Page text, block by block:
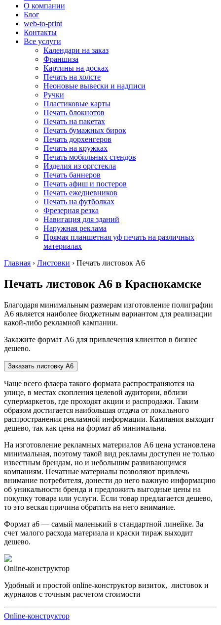
О компании
Блог
web-to-print
Контакты
Все услуги
Календари на заказ
Франшиза
Картины на досках
Печать на холсте
Неоновые вывески и надписи
Ручки
Пластиковые карты
Печать блокнотов
Печать на пакетах
Печать бумажных бирок
Печать дорхенгеров
Печать на кружках
Печать мобильных стендов
Изделия из оргстекла
Печать баннеров
Печать афиш и постеров
Печать ежедневников
Печать на футболках
Фрезерная резка
Навигация для зданий
Наружная реклама
Прямая планшетная уф печать на различных
материалах
Главная › Листовки › Печать листовок А6
Печать листовок А6 в Краснокамске
Благодаря минимальным размерам изготовление полиграфии
А6 является наиболее бюджетным вариантом для реализации
какой-либо рекламной кампании.
Закажите формат А6 для привлечения клиентов в бизнес
дешево.
Заказать листовку А6
Чаще всего флаера такого формата распространяются на
улице, в местах скопления целевой аудитории, вблизи
супермаркетов, где проходят акции и распродажи. Таким
образом достигается наибольшая отдача от локального
распространения рекламной информации. Кампания выходит
дешево, так как цена на формат а6 минимальна.
На изготовление рекламных материалов А6 цена установлена
минимальная, поэтому такой вид рекламы доступен не только
известным брендам, но и небольшим развивающимся
компаниям. Печатные материалы позволяют привлечь
внимание потребителя, донести до него важную информацию
об уникальности бренда и предложить выгодные цены на
покупку товара или услуги. Если товар предлагается дешево,
то это веская причина обратить на него внимание.
Формат а6 — самый маленький в стандартной линейке. За
счет малого расхода материала и краски тираж выходит
дешево.
Online-конструктор
Удобный и простой online-конструктор визиток, листовок и
журналов с точным расчетом стоимости
Online-конструктор